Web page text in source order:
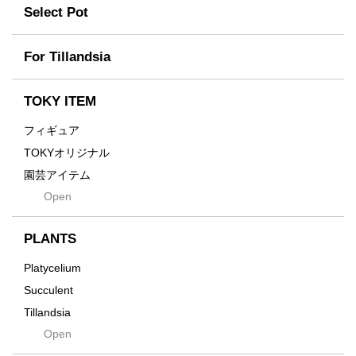
Former
Fused
Earth
emeth
Enhance
Grid
Innocence
Kodama
TETSUYA OZAWA
Scratch
Takehiro Ito
Yuya Iha
Select Pot
For Tillandsia
TOKY ITEM
フィギュア
TOKYオリジナル
園芸アイテム
土・化粧石・活力剤
インテリア・デザイン雑貨
Tシャツ・バッグ
その他
Open
PLANTS
Platycelium
Succulent
Tillandsia
SeedsOpen